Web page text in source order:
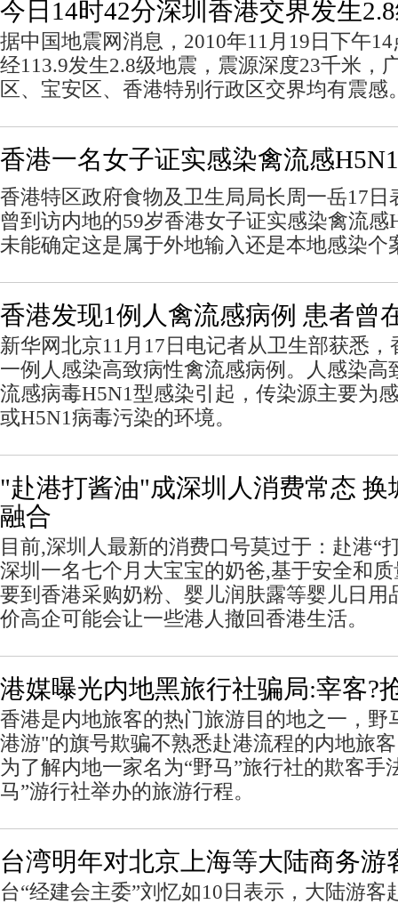
今日14时42分深圳香港交界发生
据中国地震网消息，2010年11月19日下午
经113.9发生2.8级地震，震源深度23千米，
区、宝安区、香港特别行政区交界均有震感
香港一名女子证实感染禽流感
香港特区政府食物及卫生局局长周一岳17日
曾到访内地的59岁香港女子证实感染禽流感
未能确定这是属于外地输入还是本地感染个
香港发现1例人禽流感病例 患者曾
新华网北京11月17日电记者从卫生部获悉
一例人感染高致病性禽流感病例。人感染高
流感病毒H5N1型感染引起，传染源主要为
或H5N1病毒污染的环境。
"赴港打酱油"成深圳人消费常态 换
融合
目前,深圳人最新的消费口号莫过于：赴港“
深圳一名七个月大宝宝的奶爸,基于安全和
要到香港采购奶粉、婴儿润肤露等婴儿日用
价高企可能会让一些港人撤回香港生活。
港媒曝光内地黑旅行社骗局:宰客?
香港是内地旅客的热门旅游目的地之一，野
港游"的旗号欺骗不熟悉赴港流程的内地旅
为了解内地一家名为“野马”旅行社的欺客手
马”游行社举办的旅游行程。
台湾明年对北京上海等大陆商务游
台“经建会主委”刘忆如10日表示，大陆游客